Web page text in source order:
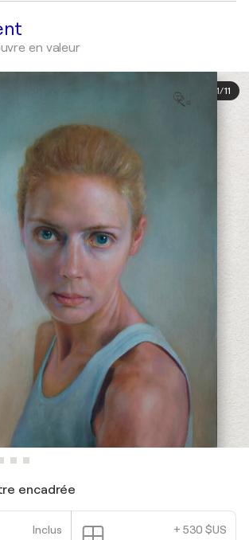
en valeur
1/11
encadrée
Inclus + 530 $US